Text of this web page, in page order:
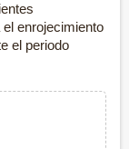
enrojecimiento
el periodo